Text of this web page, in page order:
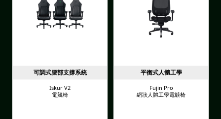
可調式腰部支撐系統
Iskur V2
電競椅
平衡式人體工學
Fujin Pro
網狀人體工學電競椅